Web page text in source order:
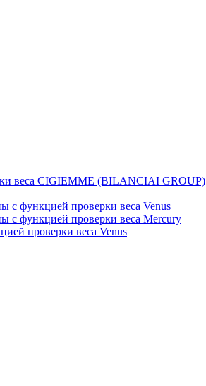
веса CIGIEMME (BILANCIAI GROUP)
с функцией проверки веса Venus
с функцией проверки веса Mercury
проверки веса Venus